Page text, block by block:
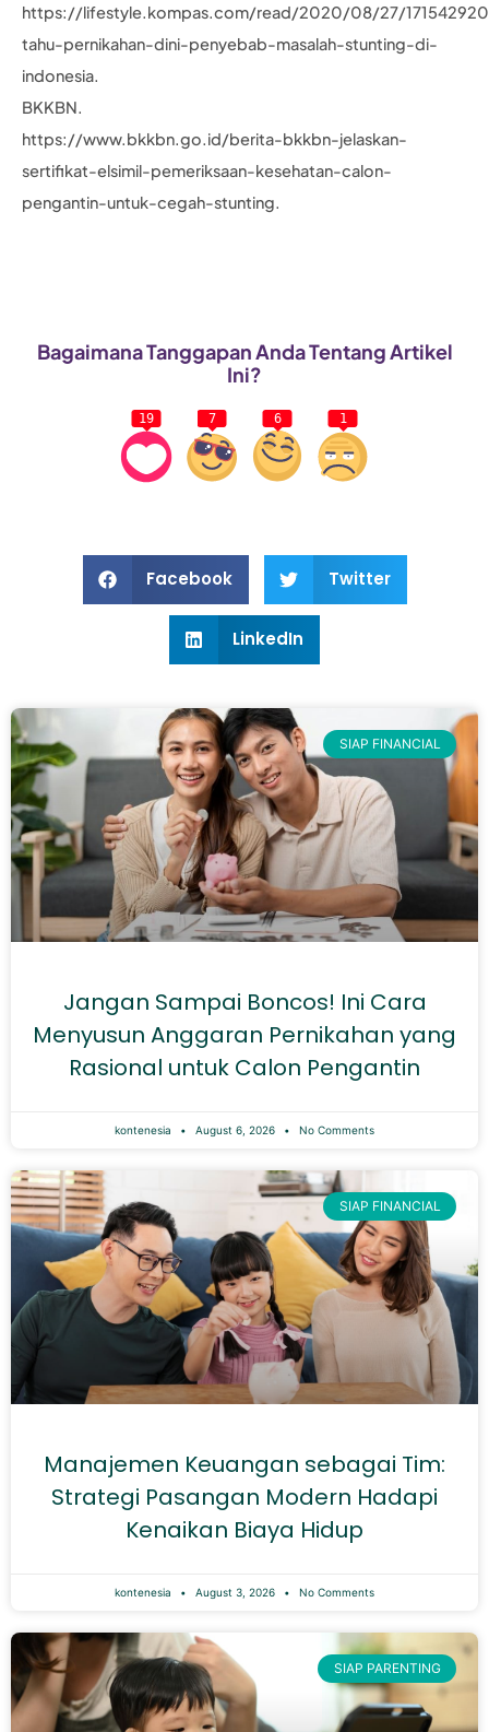
https://lifestyle.kompas.com/read/2020/08/27/
tahu-pernikahan-dini-penyebab-masalah-stunting-di-
indonesia.
BKKBN.
https://www.bkkbn.go.id/berita-bkkbn-jelaskan-
sertifikat-elsimil-pemeriksaan-kesehatan-calon-
pengantin-untuk-cegah-stunting.
Bagaimana Tanggapan Anda Tentang Artikel
Ini?
19 7 6 1
Facebook Twitter
LinkedIn
SIAP FINANCIAL
Jangan Sampai Boncos! Ini Cara
Menyusun Anggaran Pernikahan yang
Rasional untuk Calon Pengantin
kontenesia August 6, 2026 No Comments
SIAP FINANCIAL
Manajemen Keuangan sebagai Tim:
Strategi Pasangan Modern Hadapi
Kenaikan Biaya Hidup
kontenesia August 3, 2026 No Comments
SIAP PARENTING